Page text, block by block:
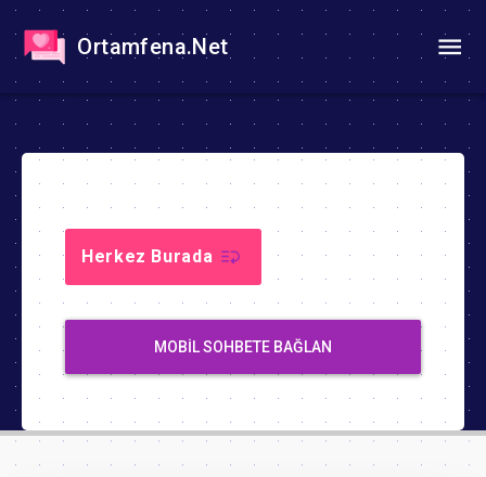
Ortamfena.Net
Herkez Burada
MOBIL SOHBETE BAĞLAN